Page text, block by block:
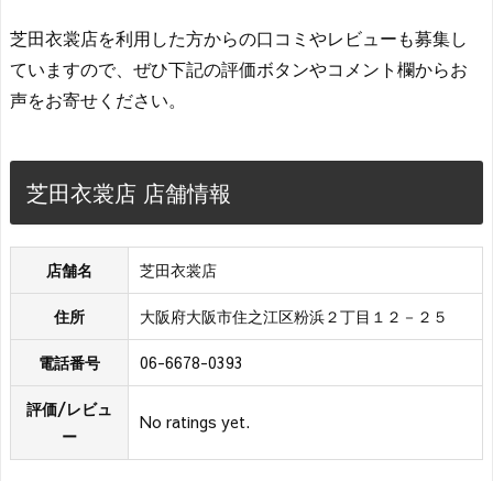
芝田衣裳店を利用した方からの口コミやレビューも募集し
ていますので、ぜひ下記の評価ボタンやコメント欄からお
声をお寄せください。
芝田衣裳店 店舗情報
店舗名 芝田衣裳店
住所 大阪府大阪市住之江区粉浜２丁目１２－２５
電話番号 06-6678-0393
評価/レビュ
ー
No ratings yet.